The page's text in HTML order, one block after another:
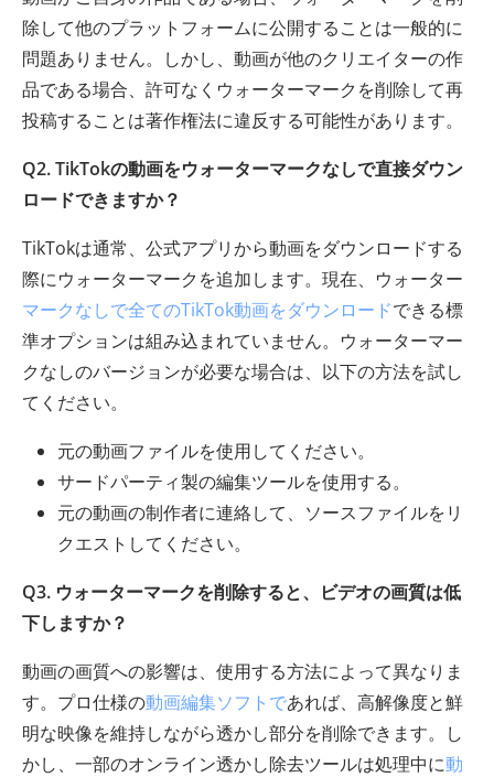
除して他のプラットフォームに公開することは一般的に
問題ありません。しかし、動画が他のクリエイターの作
品である場合、許可なくウォーターマークを削除して再
投稿することは著作権法に違反する可能性があります。
Q2. TikTokの動画をウォーターマークなしで直接ダウン
ロードできますか？
TikTokは通常、公式アプリから動画をダウンロードする
際にウォーターマークを追加します。現在、ウォーター
マークなしで全てのTikTok動画をダウンロードできる標
準オプションは組み込まれていません。ウォーターマー
クなしのバージョンが必要な場合は、以下の方法を試し
てください。
元の動画ファイルを使用してください。
サードパーティ製の編集ツールを使用する。
元の動画の制作者に連絡して、ソースファイルをリ
クエストしてください。
Q3. ウォーターマークを削除すると、ビデオの画質は低
下しますか？
動画の画質への影響は、使用する方法によって異なりま
す。プロ仕様の動画編集ソフトであれば、高解像度と鮮
明な映像を維持しながら透かし部分を削除できます。し
かし、一部のオンライン透かし除去ツールは処理中に動